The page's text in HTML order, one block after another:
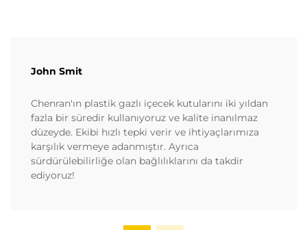
John Smit
Chenran'ın plastik gazlı içecek kutularını iki yıldan
fazla bir süredir kullanıyoruz ve kalite inanılmaz
düzeyde. Ekibi hızlı tepki verir ve ihtiyaçlarımıza
karşılık vermeye adanmıştır. Ayrıca
sürdürülebilirliğe olan bağlılıklarını da takdir
ediyoruz!